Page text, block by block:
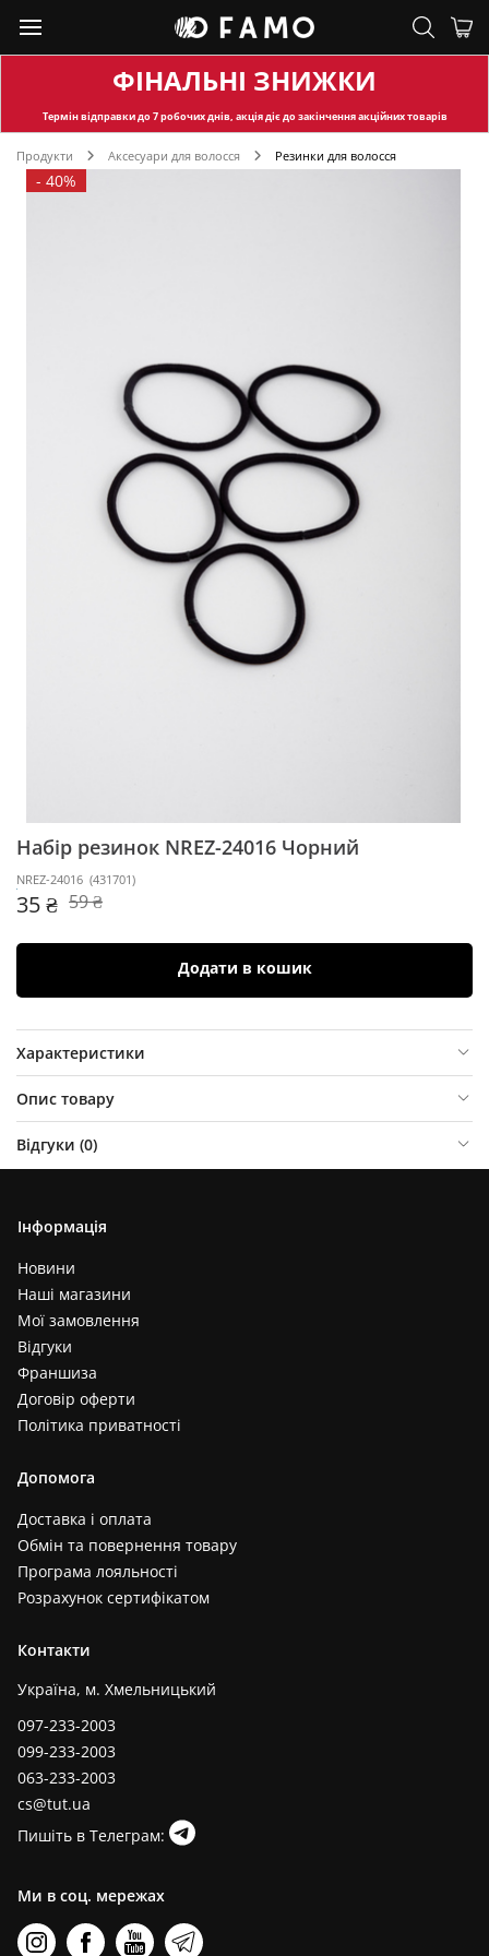
ФІНАЛЬНІ ЗНИЖКИ
Термін відправкидо 7 робочих днів, акція діє до закінчення акційних товарів
Продукти Аксесуари для волосся Резинки для волосся
- 40%
Набір резинок NREZ-24016 Чорний
NREZ-24016 (431701)
35 ₴ 59 ₴
Додати в кошик
Характеристики
Опис товару
Відгуки (0)
Інформація
Новини
Наші магазини
Мої замовлення
Відгуки
Франшиза
Договір оферти
Політика приватності
Допомога
Доставка і оплата
Обмін та повернення товару
Програма лояльності
Розрахунок сертифікатом
Контакти
Україна, м. Хмельницький
097-233-2003
099-233-2003
063-233-2003
cs@tut.ua
Пишіть в Телеграм:
Ми в соц. мережах